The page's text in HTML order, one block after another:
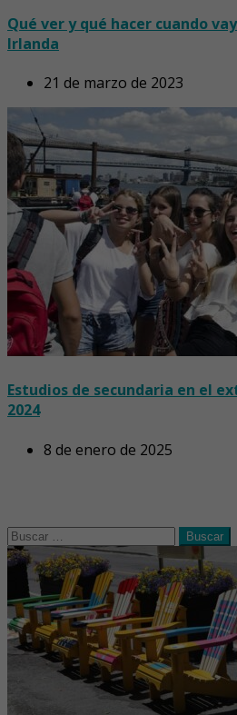
Qué ver y qué hacer cuando
Irlanda
21 de marzo de 2023
Estudios de secundaria en el
2024
8 de enero de 2025
Buscar: